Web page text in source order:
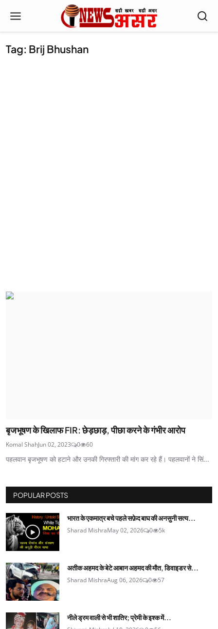
Tag: Brij Bhushan
बृजभूषण के खिलाफ FIR: छेड़छाड़, पीछा करने के गंभीर आरोप
Komal ShahJun 02, 2023 0 60
पहलवान बृजभूषण को हटाने और उनकी गिरफ्तारी की मांग कर रहे हैं। पहलवानों ने सिं...
POPULAR POSTS
भारत के एकमात्र बचे पहले सफ़ेद बाघ की अनसुनी सत्य...
Sharad MishraMay 02, 2026 0 5k
अतीक अहमद के बेटे आबान अहमद की मौत, डिवाइडर से...
Sharad MishraAug 06, 2026 0 57
नीले ड्रम वाली से भी शातिर; प्रेमी के इश्‍क में...